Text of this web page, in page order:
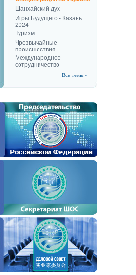
Шанхайский дух
Игры Будущего - Казань
2024
Туризм
Чрезвычайные
происшествия
Международное
сотрудничество
Все темы »